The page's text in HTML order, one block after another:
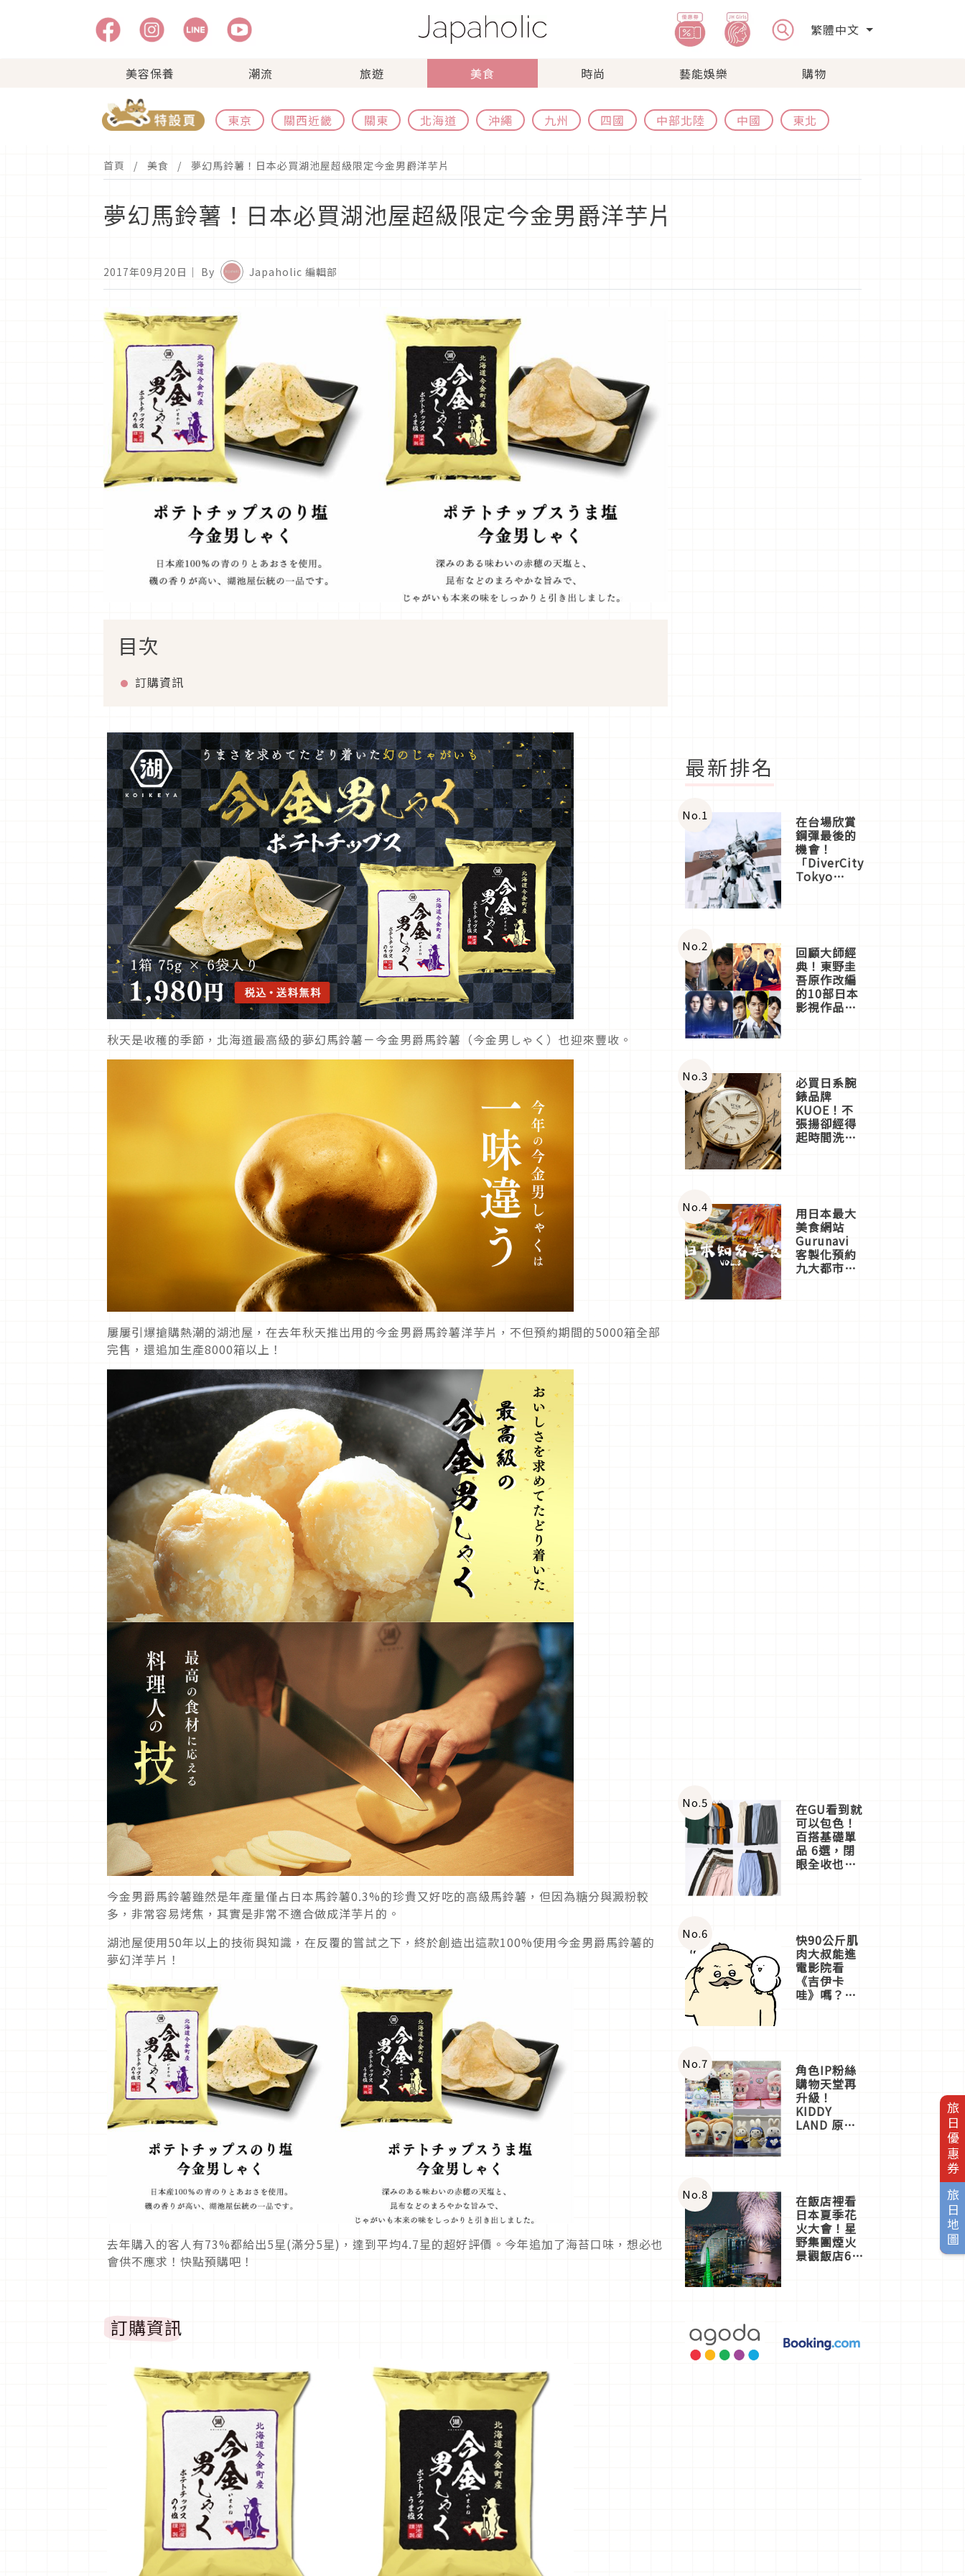
繁體中文
美容保養 潮流 旅遊 美食 時尚 藝能娛樂 購物
東京 關西近畿 關東 北海道 沖繩 九州 四國 中部北陸 中國 東北
旅日優惠券
旅日地圖
首頁 美食 夢幻馬鈴薯！日本必買湖池屋超級限定今金男爵洋芋片
夢幻馬鈴薯！日本必買湖池屋超級限定今金男爵洋芋片
2017年09月20日 ｜ By Japaholic 編輯部
目次
訂購資訊
秋天是收穫的季節，北海道最高級的夢幻馬鈴薯－今金男爵馬鈴薯（今金男しゃく）也迎來豐收。
屢屢引爆搶購熱潮的湖池屋，在去年秋天推出用的今金男爵馬鈴薯洋芋片，不但預約期間的5000箱全部
完售，還追加生產8000箱以上！
今金男爵馬鈴薯雖然是年產量僅占日本馬鈴薯0.3%的珍貴又好吃的高級馬鈴薯，但因為糖分與澱粉較
多，非常容易烤焦，其實是非常不適合做成洋芋片的。
湖池屋使用50年以上的技術與知識，在反覆的嘗試之下，終於創造出這款100%使用今金男爵馬鈴薯的
夢幻洋芋片！
去年購入的客人有73%都給出5星(滿分5星)，達到平均4.7星的超好評價。今年追加了海苔口味，想必也
會供不應求！快點預購吧！
訂購資訊
最新排名
No.1 在台場欣賞
鋼彈最後的
機會！
「DiverCity
Tokyo
體驗
No.2 回顧大師經
典！東野圭
吾原作改編
的10部日本
影視作品推
No.3 必買日系腕
錶品牌
KUOE！不
張揚卻經得
起時間洗鍊
No.4 用日本最大
美食網站
Gurunavi
客製化預約
九大都市餐
No.5 在GU看到就
可以包色！
百搭基礎單
品 6選，閉
眼全收也不
No.6 快90公斤肌
肉大叔能進
電影院看
《吉伊卡
哇》嗎？日
一同給出了
答案
No.7 角色IP粉絲
購物天堂再
升級！
KIDDY
LAND 原宿
店3分即達
No.8 在飯店裡看
日本夏季花
火大會！星
野集團煙火
景觀飯店6